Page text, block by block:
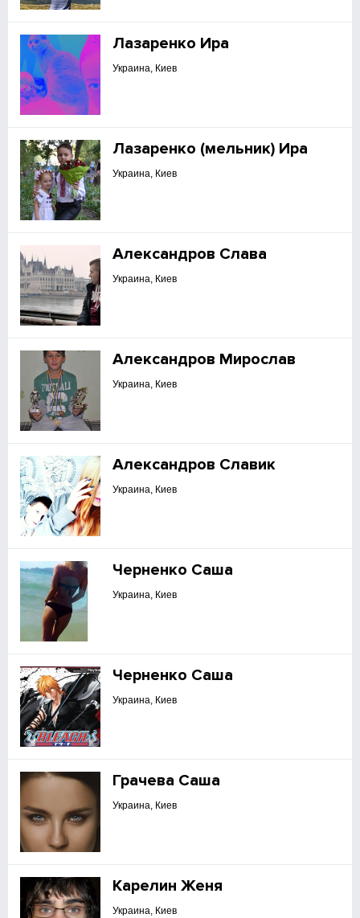
Лазаренко Ира
Украина, Киев
Лазаренко (мельник) Ира
Украина, Киев
Александров Слава
Украина, Киев
Александров Мирослав
Украина, Киев
Александров Славик
Украина, Киев
Черненко Саша
Украина, Киев
Черненко Саша
Украина, Киев
Грачева Саша
Украина, Киев
Карелин Женя
Украина, Киев